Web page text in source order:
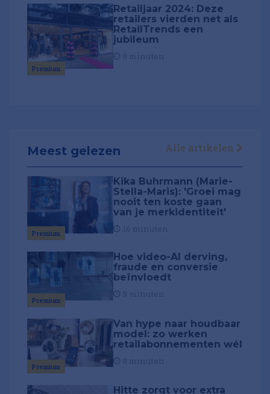
Premium
Retailjaar 2024: Deze
retailers vierden net als
RetailTrends een
jubileum
Meest gelezen Alle artikelen
Premium
Kika Buhrmann (Marie-
Stella-Maris): 'Groei mag
nooit ten koste gaan
van je merkidentiteit'
Premium
Hoe video-AI derving,
fraude en conversie
beïnvloedt
Premium
Van hype naar houdbaar
model: zo werken
retailabonnementen wél
Hitte zorgt voor extra